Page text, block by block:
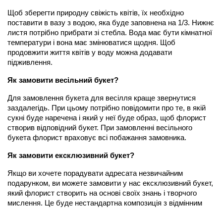
Щоб зберегти природну свіжість квітів, їх необхідно
поставити в вазу з водою, яка буде заповнена на 1/3. Нижнє
листя потрібно прибрати зі стебла. Вода має бути кімнатної
температури і вона має змінюватися щодня. Щоб
продовжити життя квітів у воду можна додавати
підживлення.
Як замовити весільний букет?
Для замовлення букета для весілля краще звернутися
заздалегідь. При цьому потрібно повідомити про те, в якій
сукні буде наречена і який у неї буде образ, щоб флорист
створив відповідний букет. При замовленні весільного
букета флорист враховує всі побажання замовника.
Як замовити ексклюзивний букет?
Якщо ви хочете порадувати адресата незвичайним
подарунком, ви можете замовити у нас ексклюзивний букет,
який флорист створить на основі своїх знань і творчого
мислення. Це буде нестандартна композиція з відмінним